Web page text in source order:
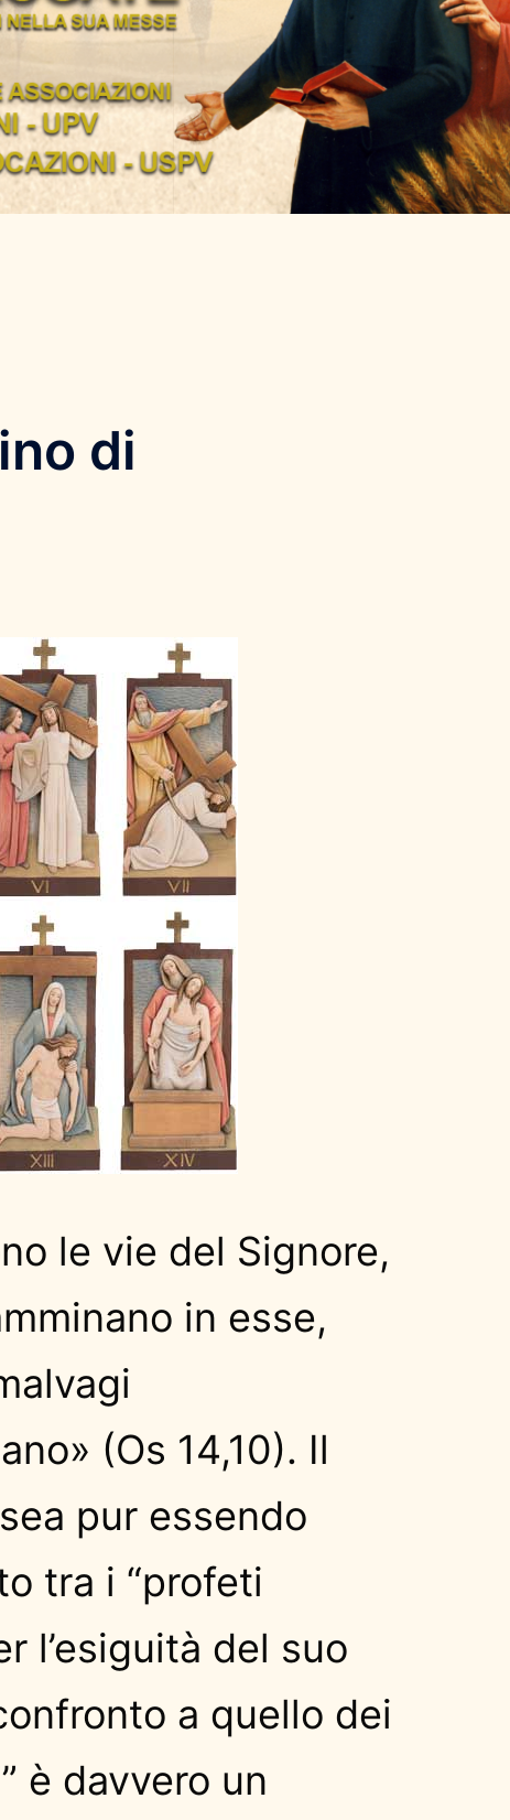
di
le vie del Signore,
in esse,
(Os 14,10). Il
pur essendo
tra i “profeti
l’esiguità del suo
a quello dei
è davvero un